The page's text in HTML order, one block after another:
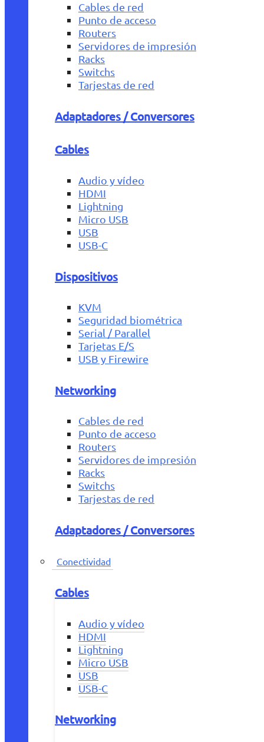
Cables de red
Punto de acceso
Routers
Servidores de impresión
Racks
Switchs
Tarjestas de red
Adaptadores / Conversores
Cables
Audio y vídeo
HDMI
Lightning
Micro USB
USB
USB-C
Dispositivos
KVM
Seguridad biométrica
Serial / Parallel
Tarjetas E/S
USB y Firewire
Networking
Cables de red
Punto de acceso
Routers
Servidores de impresión
Racks
Switchs
Tarjestas de red
Adaptadores / Conversores
Conectividad
Cables
Audio y vídeo
HDMI
Lightning
Micro USB
USB
USB-C
Networking